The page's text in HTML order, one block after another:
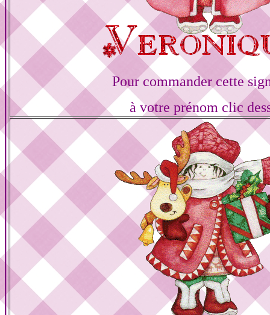
Pour commander cette
à votre prénom clic